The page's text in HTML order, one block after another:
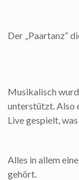
Der „Paartanz“
Musikalisch
unterstützt. Also
Live gespielt,
Alles in allem
gehört.